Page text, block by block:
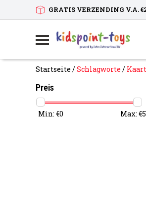
GRATIS VERZENDING V.A.
Startseite /Schlagworte /
Preis
Min: €0 Max: €5